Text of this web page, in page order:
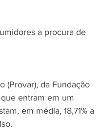
a procura de
(Provar), da Fundação
entram em um
em média, 18,71% a